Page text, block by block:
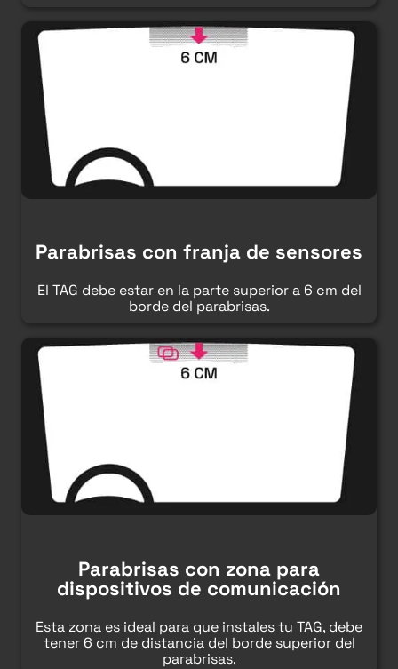
Parabrisas con franja de sensores
El TAG debe estar en la parte superior a 6 cm del
borde del parabrisas.
Parabrisas con zona para
dispositivos de comunicación
Esta zona es ideal para que instales tu TAG, debe
tener 6 cm de distancia del borde superior del
parabrisas.